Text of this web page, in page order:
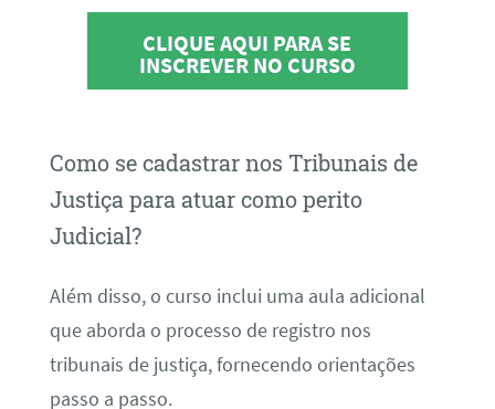
CLIQUE AQUI PARA SE
INSCREVER NO CURSO
Como se cadastrar nos Tribunais de
Justiça para atuar como perito
Judicial?
Além disso, o curso inclui uma aula adicional
que aborda o processo de registro nos
tribunais de justiça, fornecendo orientações
passo a passo.